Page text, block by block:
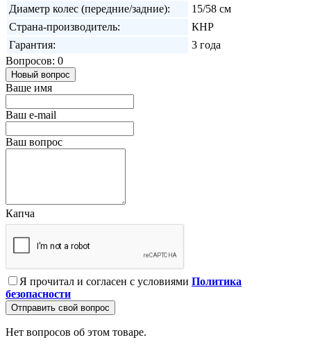
Диаметр колес (передние/задние):
15/58 см
Страна-производитель:
КНР
Гарантия:
3 года
Вопросов: 0
Новый вопрос
Ваше имя
Ваш e-mail
Ваш вопрос
Капча
Я прочитал и согласен с условиями Политика
безопасности
Отправить свой вопрос
Нет вопросов об этом товаре.